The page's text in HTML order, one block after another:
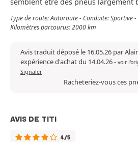
semblent être des pneus largement
Type de route: Autoroute - Conduite: Sportive -
Kilomètres parcourus: 2000 km
Avis traduit déposé le 16.05.26 par
expérience d'achat du 14.04.26- voir
Signaler
Racheteriez-vous ces
AVIS DE TITI
4/5